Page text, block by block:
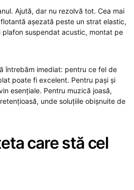
Ajută, dar nu rezolvă tot. Cea mai
așezată peste un strat elastic,
suspendat acustic, montat pe
întrebăm imediat: pentru ce fel de
poate fi excelent. Pentru pași și
esențiale. Pentru muzică joasă,
unde soluțiile obișnuite de
care stă cel